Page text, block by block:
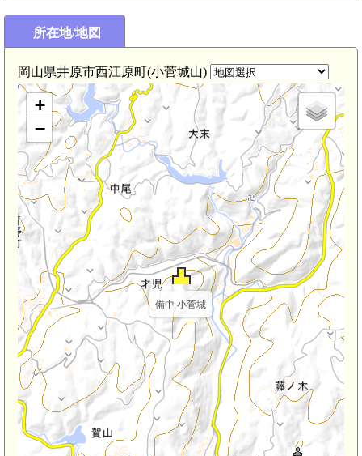
所在地/地図
岡山県井原市西江原町(小菅城山)
備中 小菅城
+
−